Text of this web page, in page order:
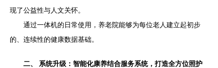
现了公益性与人文关怀。
通过一体机的日常使用，养老院能够为每位老人建立起初步
的、连续性的健康数据基础。
二、 系统升级：智能化康养结合服务系统，打造全方位照护